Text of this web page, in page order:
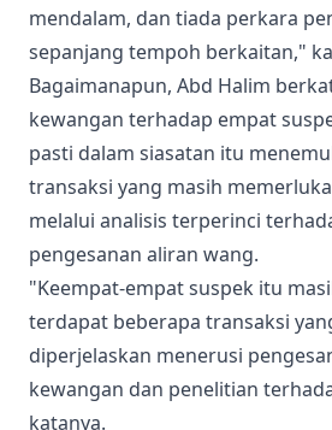
mendalam, dan tiada perkara
sepanjang tempoh berkaitan,"
Bagaimanapun, Abd Halim
kewangan terhadap empat
pasti dalam siasatan itu
transaksi yang masih
melalui analisis terperinci
pengesanan aliran wang.
"Keempat-empat suspek itu
terdapat beberapa transaksi
diperjelaskan menerusi
kewangan dan penelitian
katanya.